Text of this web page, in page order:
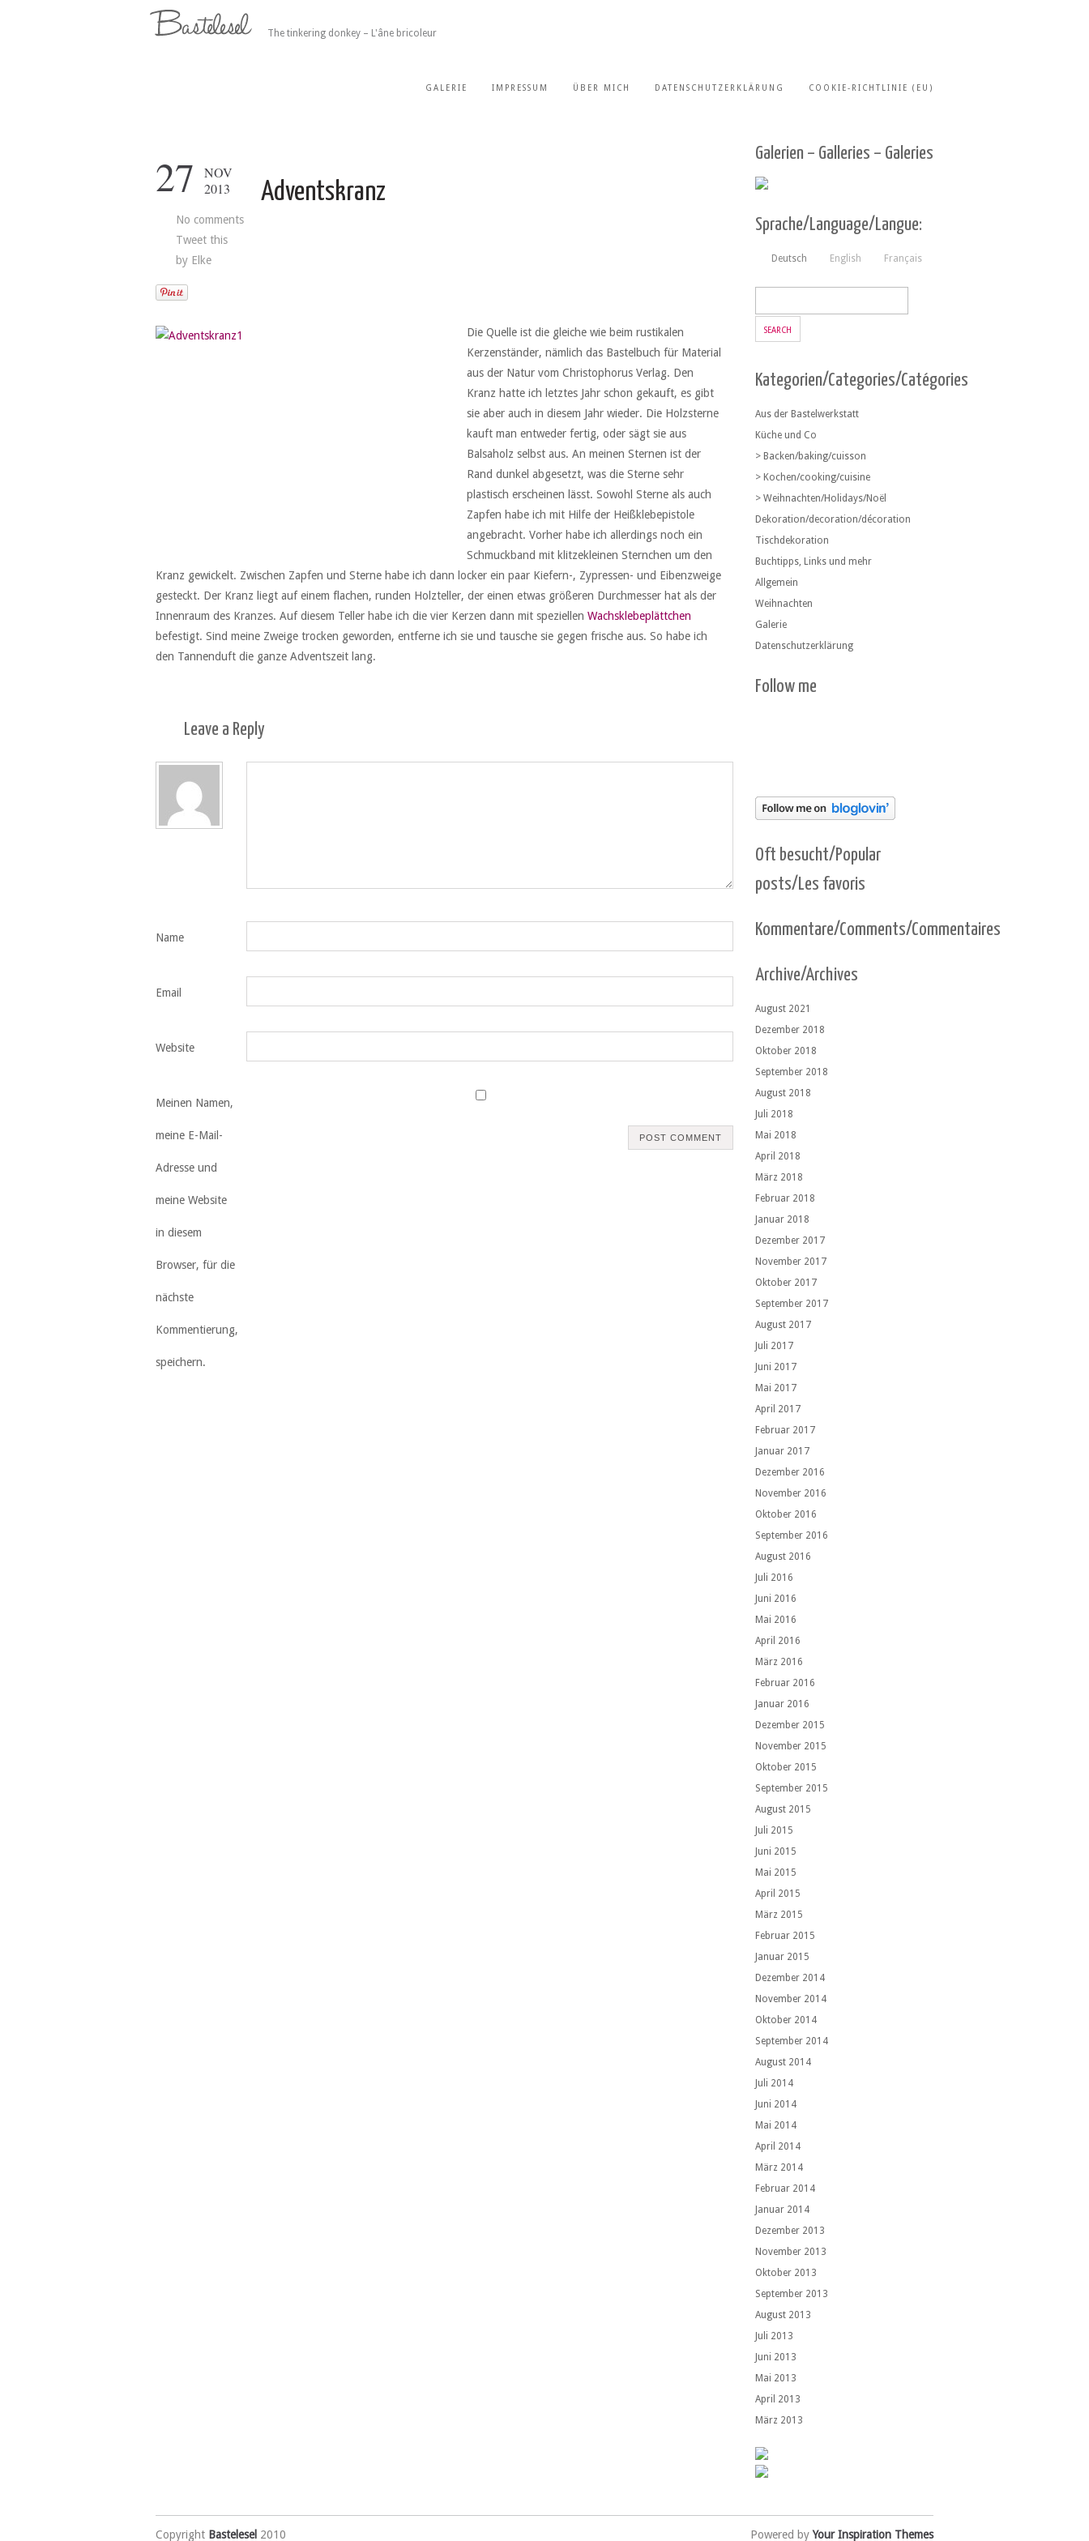
The tinkering donkey – L'âne bricoleur
GALERIE IMPRESSUM ÜBER MICH DATENSCHUTZERKLÄRUNG COOKIE-RICHTLINIE (EU)
27
NOV
2013
No comments
Tweet this
by Elke
Adventskranz
Die Quelle ist die gleiche wie beim rustikalen
Kerzenständer, nämlich das Bastelbuch für Material
aus der Natur vom Christophorus Verlag. Den
Kranz hatte ich letztes Jahr schon gekauft, es gibt
sie aber auch in diesem Jahr wieder. Die Holzsterne
kauft man entweder fertig, oder sägt sie aus
Balsaholz selbst aus. An meinen Sternen ist der
Rand dunkel abgesetzt, was die Sterne sehr
plastisch erscheinen lässt. Sowohl Sterne als auch
Zapfen habe ich mit Hilfe der Heißklebepistole
angebracht. Vorher habe ich allerdings noch ein
Schmuckband mit klitzekleinen Sternchen um den
Kranz gewickelt. Zwischen Zapfen und Sterne habe ich dann locker ein paar Kiefern-, Zypressen- und Eibenzweige
gesteckt. Der Kranz liegt auf einem flachen, runden Holzteller, der einen etwas größeren Durchmesser hat als der
Innenraum des Kranzes. Auf diesem Teller habe ich die vier Kerzen dann mit speziellen Wachsklebeplättchen
befestigt. Sind meine Zweige trocken geworden, entferne ich sie und tausche sie gegen frische aus. So habe ich
den Tannenduft die ganze Adventszeit lang.
Leave a Reply
Name
Email
Website
Meinen Namen,
meine E-Mail-
Adresse und
meine Website
in diesem
Browser, für die
nächste
Kommentierung,
speichern.
Galerien – Galleries – Galeries
Sprache/Language/Langue:
Deutsch English Français
Kategorien/Categories/Catégories
Aus der Bastelwerkstatt
Küche und Co
> Backen/baking/cuisson
> Kochen/cooking/cuisine
> Weihnachten/Holidays/Noël
Dekoration/decoration/décoration
Tischdekoration
Buchtipps, Links und mehr
Allgemein
Weihnachten
Galerie
Datenschutzerklärung
Follow me
Oft besucht/Popular
posts/Les favoris
Kommentare/Comments/Commentaires
Archive/Archives
August 2021
Dezember 2018
Oktober 2018
September 2018
August 2018
Juli 2018
Mai 2018
April 2018
März 2018
Februar 2018
Januar 2018
Dezember 2017
November 2017
Oktober 2017
September 2017
August 2017
Juli 2017
Juni 2017
Mai 2017
April 2017
Februar 2017
Januar 2017
Dezember 2016
November 2016
Oktober 2016
September 2016
August 2016
Juli 2016
Juni 2016
Mai 2016
April 2016
März 2016
Februar 2016
Januar 2016
Dezember 2015
November 2015
Oktober 2015
September 2015
August 2015
Juli 2015
Juni 2015
Mai 2015
April 2015
März 2015
Februar 2015
Januar 2015
Dezember 2014
November 2014
Oktober 2014
September 2014
August 2014
Juli 2014
Juni 2014
Mai 2014
April 2014
März 2014
Februar 2014
Januar 2014
Dezember 2013
November 2013
Oktober 2013
September 2013
August 2013
Juli 2013
Juni 2013
Mai 2013
April 2013
März 2013
Copyright Bastelesel 2010 Powered byYour Inspiration Themes